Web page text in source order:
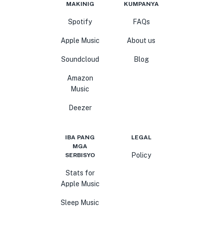
MAKINIG
Spotify
Apple Music
Soundcloud
Amazon
Music
Deezer
KUMPANYA
FAQs
About us
Blog
IBA PANG
MGA
SERBISYO
Stats for
Apple Music
Sleep Music
LEGAL
Policy